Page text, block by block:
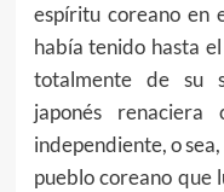
espíritu coreano en
había tenido hasta
totalmente de su
japonés
independiente, o
pueblo coreano que